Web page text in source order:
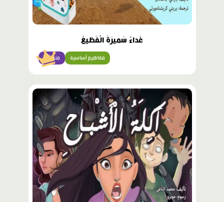
غَداءُ سَميرَةَ الْفَظيعُ
متوسّط مفاهيم أساسية
محتوى
مميّز